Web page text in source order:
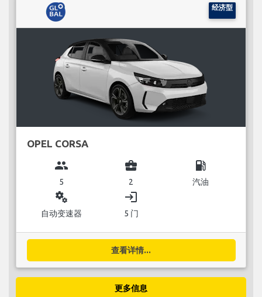
经济型
OPEL CORSA
group
5
business_center
2
local_gas_station
汽油
miscellaneous_services
自动变速器
login
5 门
查看详情...
更多信息